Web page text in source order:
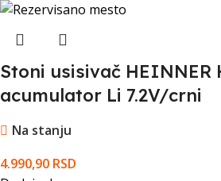
Stoni usisivač HEINNER
acumulator Li 7.2V/crni
Na stanju
4.990,90 RSD